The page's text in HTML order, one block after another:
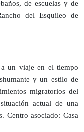
de escuelas y de
del Esquileo de
un viaje en el tiempo
y un estilo de
migratorios del
actual de una
Centro asociado: Casa